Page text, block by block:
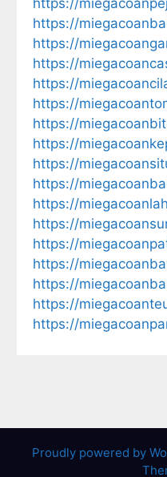
https://
https://
https://
https://
https://
https://
https://
https://
https://
https://
https://
https://
https://
https://
https://
https://
https://
Proudly powered by